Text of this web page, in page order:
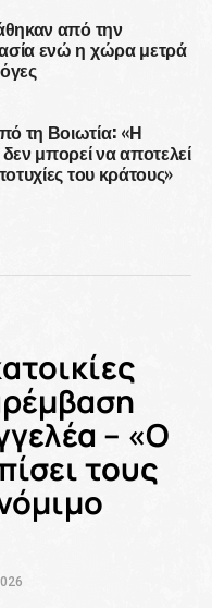
από την
ενώ η χώρα μετρά
τη Βοιωτία: «Η
δεν μπορεί να αποτελεί
του κράτους»
– «Ο
τους